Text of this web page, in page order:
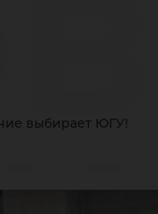
выбирает ЮГУ!